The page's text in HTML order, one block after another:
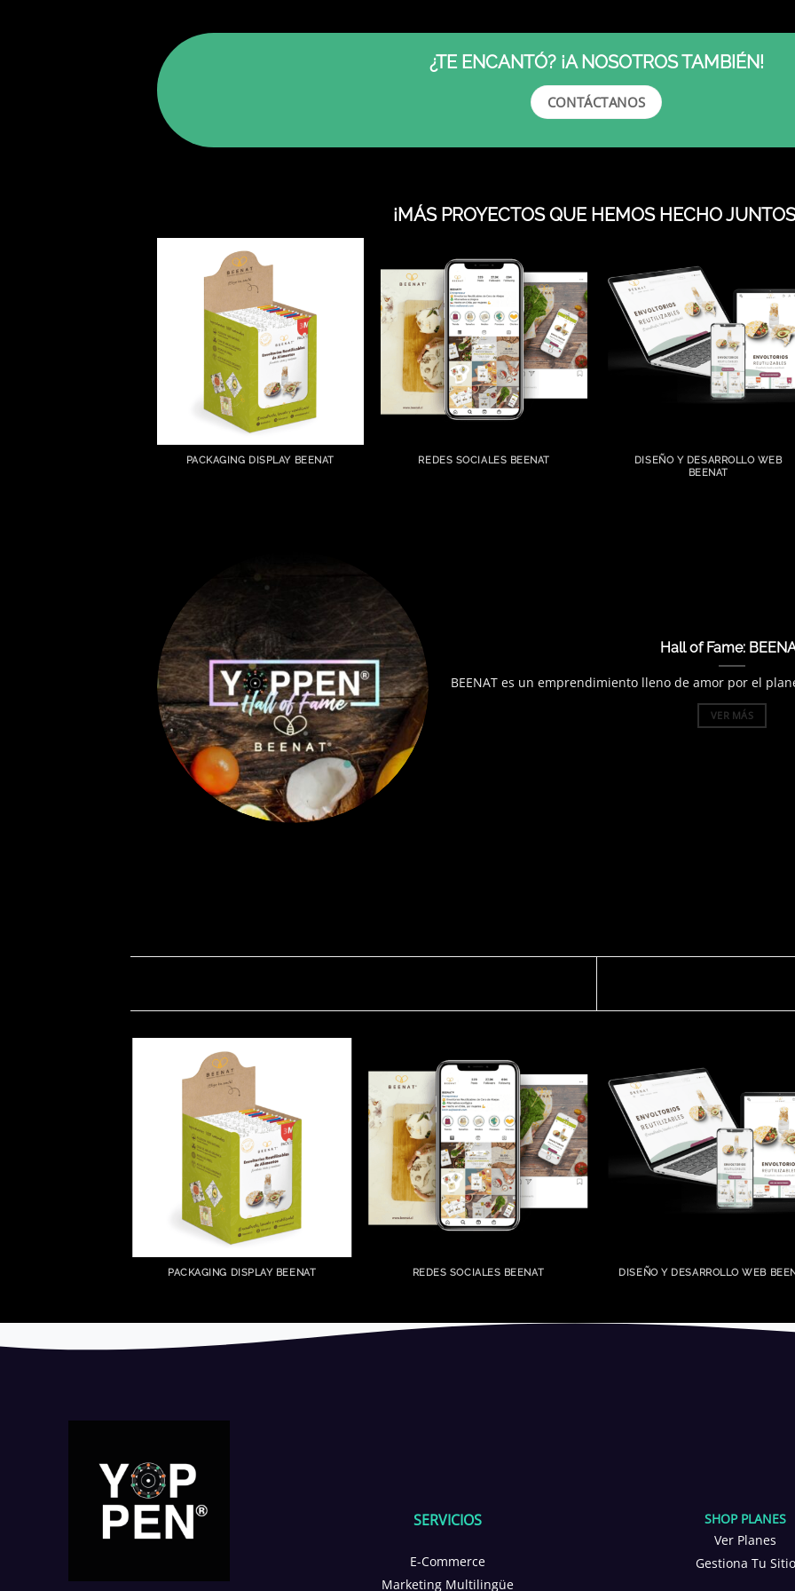
¿TE ENCANTÓ? ¡A NOSOTROS TAMBIÉN!
CONTÁCTANOS
¡MÁS PROYECTOS QUE HEMOS HECHO
PACKAGING DISPLAY BEENAT REDES SOCIALES BEENAT
DISEÑO Y DESARROLLO WEB
BEENAT
Hall of Fame:
BEENAT es un emprendimiento lleno de amor por el
VER MÁS
PACKAGING DISPLAY BEENAT REDES SOCIALES BEENAT DISEÑO Y DESARROLLO WEB
SERVICIOS
E-Commerce
Marketing Multilingüe
SHOP PLANES
Ver Planes
Gestiona Tu Sitio